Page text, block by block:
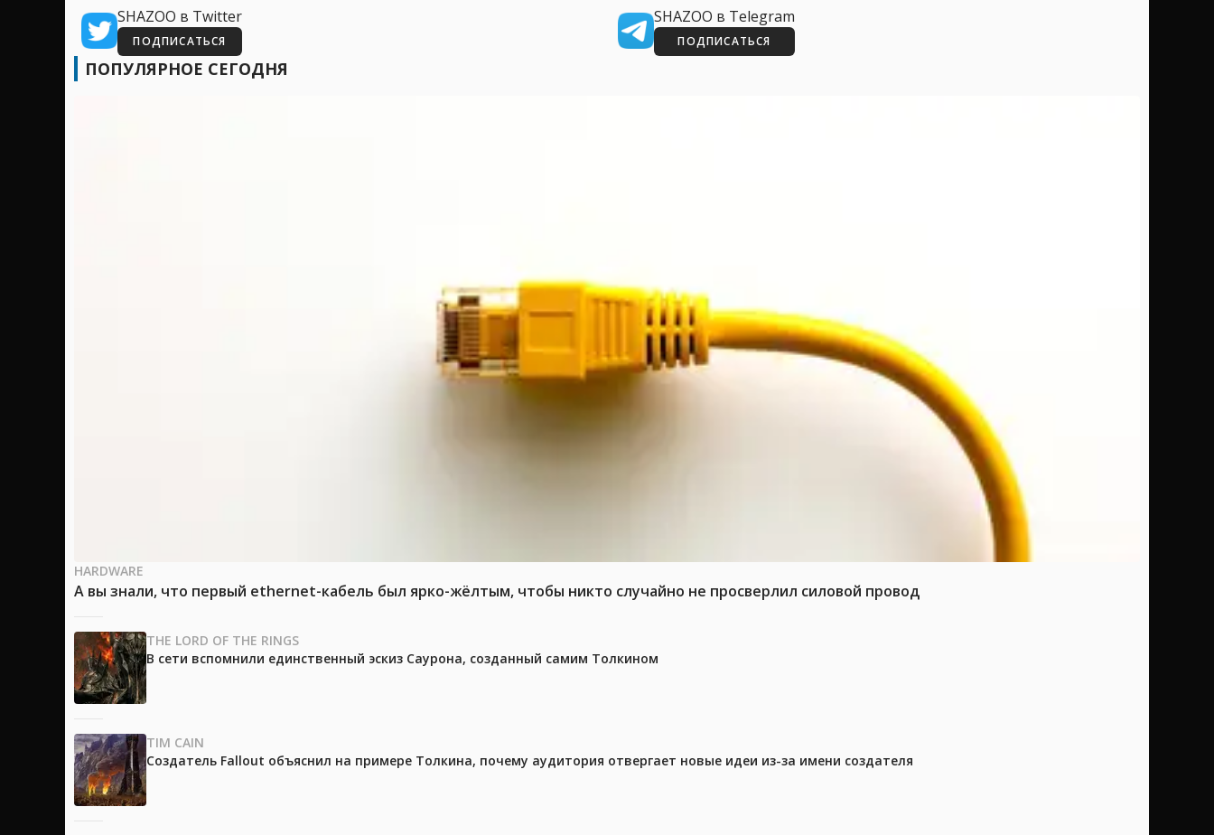
SHAZOO в Twitter
ПОДПИСАТЬСЯ
SHAZOO в Telegram
ПОДПИСАТЬСЯ
ПОПУЛЯРНОЕ СЕГОДНЯ
HARDWARE
А вы знали, что первый ethernet-кабель был ярко-жёлтым, чтобы никто случайно не просверлил силовой провод
THE LORD OF THE RINGS
В сети вспомнили единственный эскиз Саурона, созданный самим Толкином
TIM CAIN
Создатель Fallout объяснил на примере Толкина, почему аудитория отвергает новые идеи из-за имени создателя